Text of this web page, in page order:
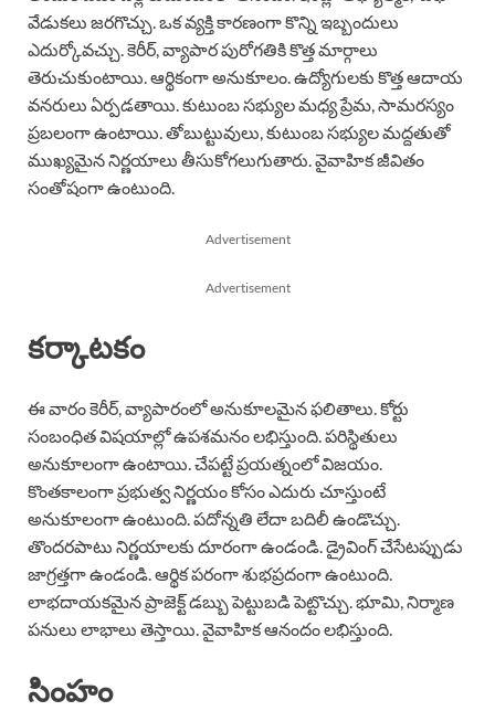
వేడుకలు జరగొచ్చు. ఒక వ్యక్తి కారణంగా కొన్ని ఇబ్బందులు
ఎదుర్కోవచ్చు. కెరీర్, వ్యాపార పురోగతికి కొత్త మార్గాలు
తెరుచుకుంటాయి. ఆర్థికంగా అనుకూలం. ఉద్యోగులకు కొత్త ఆదాయ
వనరులు ఏర్పడతాయి. కుటుంబ సభ్యుల మధ్య ప్రేమ, సామరస్యం
ప్రబలంగా ఉంటాయి. తోబుట్టువులు, కుటుంబ సభ్యుల మద్దతుతో
ముఖ్యమైన నిర్ణయాలు తీసుకోగలుగుతారు. వైవాహిక జీవితం
సంతోషంగా ఉంటుంది.
Advertisement
Advertisement
కర్కాటకం
ఈ వారం కెరీర్, వ్యాపారంలో అనుకూలమైన ఫలితాలు. కోర్టు
సంబంధిత విషయాల్లో ఉపశమనం లభిస్తుంది. పరిస్థితులు
అనుకూలంగా ఉంటాయి. చేపట్టే ప్రయత్నంలో విజయం.
కొంతకాలంగా ప్రభుత్వ నిర్ణయం కోసం ఎదురు చూస్తుంటే
అనుకూలంగా ఉంటుంది. పదోన్నతి లేదా బదిలీ ఉండొచ్చు.
తొందరపాటు నిర్ణయాలకు దూరంగా ఉండండి. డ్రైవింగ్ చేసేటప్పుడు
జాగ్రత్తగా ఉండండి. ఆర్థిక పరంగా శుభప్రదంగా ఉంటుంది.
లాభదాయకమైన ప్రాజెక్ట్ డబ్బు పెట్టుబడి పెట్టొచ్చు. భూమి, నిర్మాణ
పనులు లాభాలు తెస్తాయి. వైవాహిక ఆనందం లభిస్తుంది.
సింహం